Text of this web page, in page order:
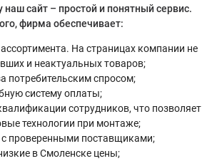
наш сайт – простой и понятный сервис.
фирма обеспечивает:
На страницах компании не
и неактуальных товаров;
потребительским спросом;
систему оплаты;
сотрудников, что позволяет
технологии при монтаже;
с проверенными поставщиками;
в Смоленске цены;